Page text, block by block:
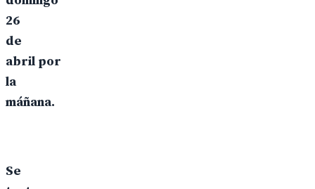
26
de
abril por
la
máñana.
Se